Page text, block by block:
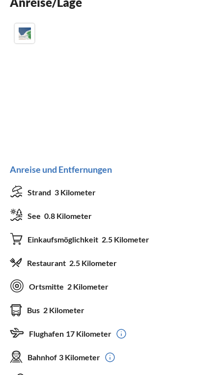
Kinderbett
Anreise und Entfernungen
Strand 3 Kilometer
See 0.8 Kilometer
Einkaufsmöglichkeit 2.5 Kilometer
Restaurant 2.5 Kilometer
Ortsmitte 2 Kilometer
Bus 2 Kilometer
Flughafen 17 Kilometer
Bahnhof 3 Kilometer